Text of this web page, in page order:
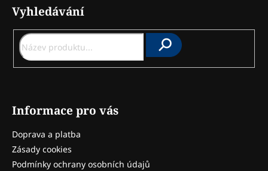
Vyhledávání
Hledat
Informace pro vás
Doprava a platba
Zásady cookies
Podmínky ochrany osobních údajů